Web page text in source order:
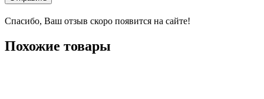
Спасибо, Ваш отзыв скоро появится на сайте!
Похожие товары